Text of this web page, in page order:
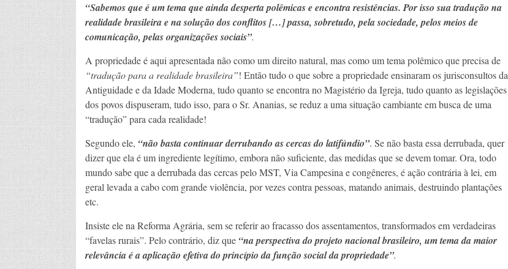
“Sabemos que é um tema que ainda desperta polêmicas e encontra resistências.Por isso sua tradução na
realidade brasileira e na solução dos conflitos […] passa, sobretudo, pela sociedade, pelos meios de
comunicação, pelas organizações sociais”.
A propriedade é aqui apresentada não como um direito natural, mas como um tema polêmico que precisa de
“tradução para a realidade brasileira”! Então tudo o que sobre a propriedade ensinaram os jurisconsultos da
Antiguidade e da Idade Moderna, tudo quanto se encontra no Magistério da Igreja, tudo quanto as legislações
dos povos dispuseram, tudo isso, para o Sr. Ananias, se reduz a uma situação cambiante em busca de uma
“tradução” para cada realidade!
Segundo ele, “não basta continuar derrubando as cercas do latifúndio”. Se não basta essa derrubada, quer
dizer que ela é um ingrediente legítimo, embora não suficiente, das medidas que se devem tomar. Ora, todo
mundo sabe que a derrubada das cercas pelo MST, Via Campesina e congêneres, é ação contrária à lei, em
geral levada a cabo com grande violência, por vezes contra pessoas, matando animais, destruindo plantações
etc.
Insiste ele na Reforma Agrária, sem se referir ao fracasso dos assentamentos, transformados em verdadeiras
“favelas rurais”. Pelo contrário, diz que “na perspectiva do projeto nacional brasileiro, um tema da maior
relevância é a aplicação efetiva do princípio da função social da propriedade”.